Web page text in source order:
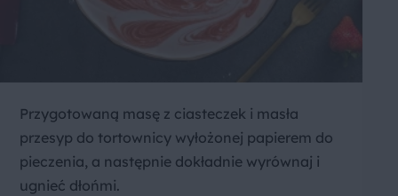
Przygotowaną masę z ciasteczek i masła
przesyp do tortownicy wyłożonej papierem do
pieczenia, a następnie dokładnie wyrównaj i
ugnieć dłońmi.